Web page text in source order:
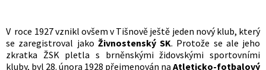
V roce 1927 vznikl ovšem v Tišnově ještě jeden nový klub, který
se zaregistroval jako Živnostenský SK. Protože se ale jeho
zkratka ŽSK pletla s brněnskými židovskými sportovními
kluby, byl 28. února 1928 přejmenován na Atleticko-fotbalový